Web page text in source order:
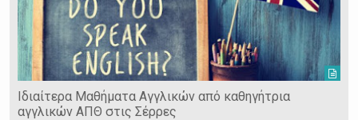
Ιδιαίτερα Μαθήματα Αγγλικών από καθηγήτρια
αγγλικών ΑΠΘ στις Σέρρες
Serres Racing Circuit
Panserraikos FC
Ikaroi B.C.